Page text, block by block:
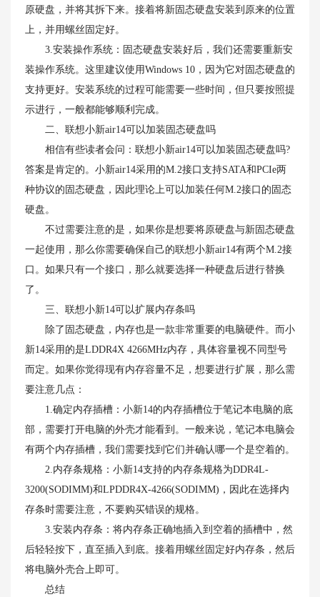
原硬盘，并将其拆下来。接着将新固态硬盘安装到原来的位置
上，并用螺丝固定好。
3.安装操作系统：固态硬盘安装好后，我们还需要重新安
装操作系统。这里建议使用Windows 10，因为它对固态硬盘的
支持更好。安装系统的过程可能需要一些时间，但只要按照提
示进行，一般都能够顺利完成。
二、联想小新air14可以加装固态硬盘吗
相信有些读者会问：联想小新air14可以加装固态硬盘吗?
答案是肯定的。小新air14采用的M.2接口支持SATA和PCIe两
种协议的固态硬盘，因此理论上可以加装任何M.2接口的固态
硬盘。
不过需要注意的是，如果你是想要将原硬盘与新固态硬盘
一起使用，那么你需要确保自己的联想小新air14有两个M.2接
口。如果只有一个接口，那么就要选择一种硬盘后进行替换
了。
三、联想小新14可以扩展内存条吗
除了固态硬盘，内存也是一款非常重要的电脑硬件。而小
新14采用的是LDDR4X 4266MHz内存，具体容量视不同型号
而定。如果你觉得现有内存容量不足，想要进行扩展，那么需
要注意几点：
1.确定内存插槽：小新14的内存插槽位于笔记本电脑的底
部，需要打开电脑的外壳才能看到。一般来说，笔记本电脑会
有两个内存插槽，我们需要找到它们并确认哪一个是空着的。
2.内存条规格：小新14支持的内存条规格为DDR4L-
3200(SODIMM)和LPDDR4X-4266(SODIMM)，因此在选择内
存条时需要注意，不要购买错误的规格。
3.安装内存条：将内存条正确地插入到空着的插槽中，然
后轻轻按下，直至插入到底。接着用螺丝固定好内存条，然后
将电脑外壳合上即可。
总结